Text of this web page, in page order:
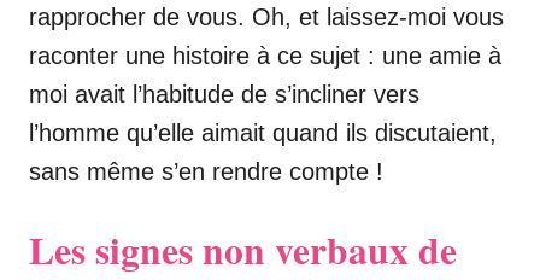
rapprocher de vous. Oh, et laissez-moi vous
raconter une histoire à ce sujet : une amie à
moi avait l’habitude de s’incliner vers
l’homme qu’elle aimait quand ils discutaient,
sans même s’en rendre compte !
Les signes non verbaux de